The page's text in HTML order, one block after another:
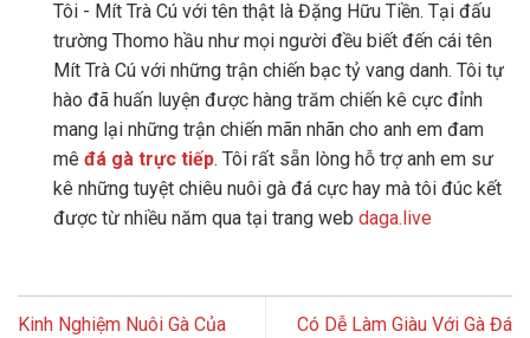
Tôi - Mít Trà Cú với tên thật là Đặng Hữu Tiền. Tại đấu
trường Thomo hầu như mọi người đều biết đến cái tên
Mít Trà Cú với những trận chiến bạc tỷ vang danh. Tôi tự
hào đã huấn luyện được hàng trăm chiến kê cực đỉnh
mang lại những trận chiến mãn nhãn cho anh em đam
mê đá gà trực tiếp. Tôi rất sẵn lòng hỗ trợ anh em sư
kê những tuyệt chiêu nuôi gà đá cực hay mà tôi đúc kết
được từ nhiều năm qua tại trang web daga.live
Kinh Nghiệm Nuôi Gà Của
Có Dễ Làm Giàu Với Gà Đá